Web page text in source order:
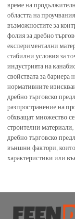
време на
областта на
възможностите за
фолия за дребно
експериментални
стабилни условия за
индустрията на
свойствата за
нормативните
дребно търговско
разпространение на
обхващат множество
строителни
дребно търговско
външни фактори,
характеристики или